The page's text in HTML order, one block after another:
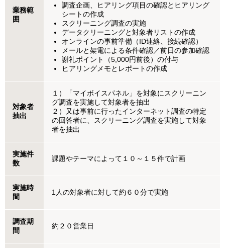
業務範
囲
調査企画、ヒアリング項目の確認とヒアリング
シートの作成
スクリーニング調査の実施
データクリーニングと対象者リストの作成
オンラインの事前準備（ID連絡、接続確認）
メールと架電による条件確認／前日の参加確認
謝礼ポイント（5,000円前後）の付与
ヒアリングメモとレポートの作成
対象者
抽出
１）「マイボイスパネル」を対象にスクリーニン
グ調査を実施して対象者を抽出
２）又は事前に行ったインターネット調査の特定
の回答者に、スクリーニング調査を実施して対象
者を抽出
実施件
数
課題やテーマによって１０～１５件で計画
実施時
間
1人の対象者に対して約６０分で実施
調査期
間
約２０営業日